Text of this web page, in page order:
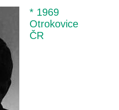
* 1969
Otrokovice
ČR